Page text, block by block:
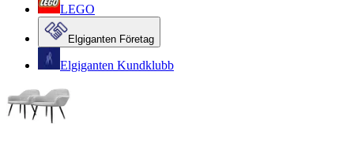
LEGO
Elgiganten Företag
Elgiganten Kundklubb